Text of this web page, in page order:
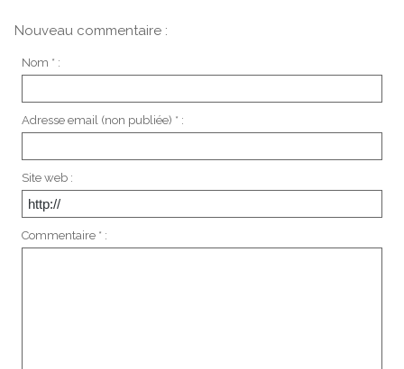
Nouveau commentaire :
Nom * :
Adresse email (non publiée) * :
Site web :
Commentaire * :